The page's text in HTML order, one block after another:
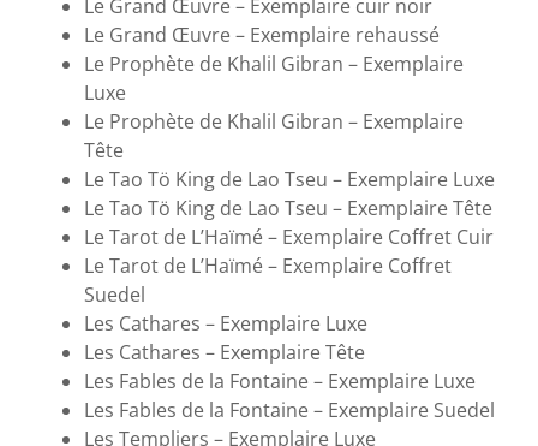
Le Grand Œuvre – Exemplaire cuir noir
Le Grand Œuvre – Exemplaire rehaussé
Le Prophète de Khalil Gibran – Exemplaire
Luxe
Le Prophète de Khalil Gibran – Exemplaire
Tête
Le Tao Tö King de Lao Tseu – Exemplaire Luxe
Le Tao Tö King de Lao Tseu – Exemplaire Tête
Le Tarot de L’Haïmé – Exemplaire Coffret Cuir
Le Tarot de L’Haïmé – Exemplaire Coffret
Suedel
Les Cathares – Exemplaire Luxe
Les Cathares – Exemplaire Tête
Les Fables de la Fontaine – Exemplaire Luxe
Les Fables de la Fontaine – Exemplaire Suedel
Les Templiers – Exemplaire Luxe